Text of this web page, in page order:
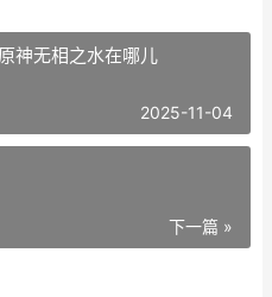
神无相之水在哪儿
2025-11-04
下一篇 »